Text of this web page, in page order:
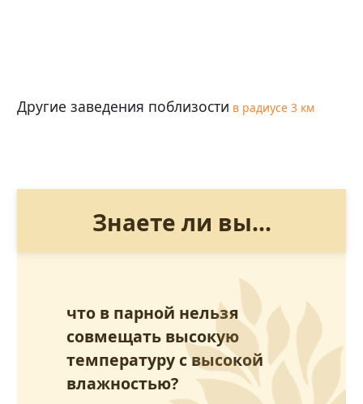
Другие заведения поблизости в радиусе 3 км
Знаете ли вы...
что в парной нельзя
совмещать высокую
температуру с высокой
влажностью?